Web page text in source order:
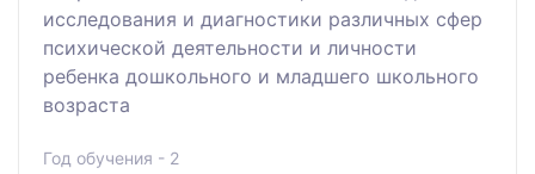
исследования и диагностики различных сфер
психической деятельности и личности
ребенка дошкольного и младшего школьного
возраста
Год обучения - 2